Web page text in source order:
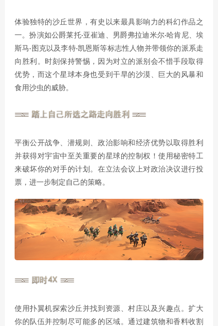
体验独特的沙丘世界，有史以来最具影响力的科幻作品之
一。扮演如公爵莱托·亚崔迪、男爵弗拉迪米尔·哈肯尼、埃
斯马·图克以及李特·凯恩斯等标志性人物并带领你的派系走
向胜利。时刻保持警惕，因为对立的派别会不惜手段取得
优势，而这个星球本身也受到干旱的沙漠、巨大的风暴和
食用沙虫的威胁。
平衡公开战争、潜规则、政治影响和经济优势以取得胜利
并获得对宇宙中至关重要的星球的控制权！使用秘密特工
来破坏你的对手的计划。在立法会议上对政治决议进行投
票，进一步制定自己的策略。
使用扑翼机探索沙丘并找到资源、村庄以及兴趣点。扩大
你的队伍并控制尽可能多的区域。通过建筑物和香料收割